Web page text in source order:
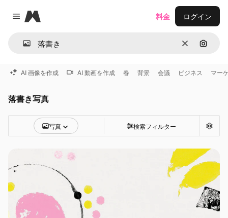
Close menu
Magnific
消去 画像で
料金 ログイン
AI 画像を作成 AI 動画を作成 春 背景 会議 ビジネス マー
落書き写真
写真 検索フィルター